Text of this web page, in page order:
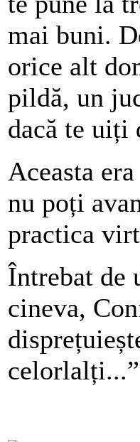
mai buni.
orice alt
pildă, un
dacă te uiți
Aceasta
nu poți
practica
Întrebat de
cineva,
celorlalți...”